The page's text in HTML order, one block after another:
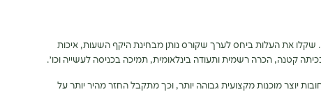
שקלו את העלות ביחס לערך שקורס נותן מבחינת היקף השעות, איכות
קטנה, הכרה רשמית ותעודה בינלאומית, תמיכה בכניסה לעשייה וכו׳.
יוצר מוכנות מקצועית גבוהה יותר, וכך מתקבל החזר מהיר יותר על